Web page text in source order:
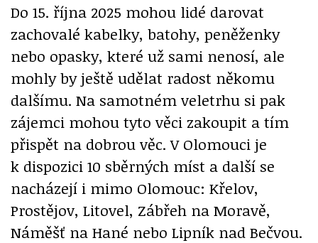
Do 15. října 2025 mohou lidé darovat
zachovalé kabelky, batohy, peněženky
nebo opasky, které už sami nenosí, ale
mohly by ještě udělat radost někomu
dalšímu. Na samotném veletrhu si pak
zájemci mohou tyto věci zakoupit a tím
přispět na dobrou věc. V Olomouci je
k dispozici 10 sběrných míst a další se
nacházejí i mimo Olomouc: Křelov,
Prostějov, Litovel, Zábřeh na Moravě,
Náměšť na Hané nebo Lipník nad Bečvou.